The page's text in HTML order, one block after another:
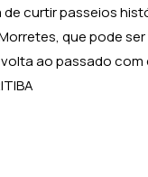
curtir passeios
que pode
ao passado